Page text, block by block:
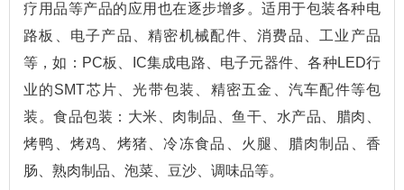
疗用品等产品的应用也在逐步增多。适用于包装各种电
路板、电子产品、精密机械配件、消费品、工业产品
等，如：PC板、IC集成电路、电子元器件、各种LED行
业的SMT芯片、光带包装、精密五金、汽车配件等包
装。食品包装：大米、肉制品、鱼干、水产品、腊肉、
烤鸭、烤鸡、烤猪、冷冻食品、火腿、腊肉制品、香
肠、熟肉制品、泡菜、豆沙、调味品等。